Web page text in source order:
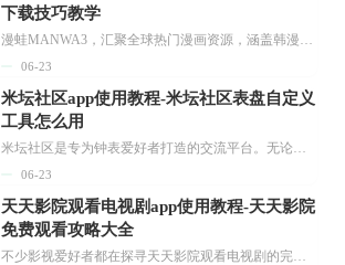
下载技巧教学
漫蛙MANWA3，汇聚全球热门漫画资源，涵盖韩漫、欧美漫画、国漫等多种类型，题材丰富多样，全方位满足用户阅读喜好。它不仅是阅读平台，更是创作平台，为广大用户打造零门槛创作环境。...
06-23
米坛社区app使用教程-米坛社区表盘自定义
工具怎么用
米坛社区是专为钟表爱好者打造的交流平台。无论你是初涉钟表领域的普通爱好者，还是拥有多年收藏经验的资深玩家，都能在此找到属于自己的天地。 无需注册，就能轻松参与其中。通过专业的讨论论坛与丰富的交互功能，你可与世界各地的钟表爱好者畅快交流。若你钟情于钟表，米坛社区无疑是值得一试的理想之选。在这里，你能获取最新的手表资讯，交流见解，提升鉴赏品味，让每一块手表都成为收藏故事中重要的一部分。感兴趣的朋友，不要错过下载机会。...
06-23
天天影院观看电视剧app使用教程-天天影院
免费观看攻略大全
不少影视爱好者都在探寻天天影院观看电视剧的完整方法，结合最新平台使用规则，本篇新手入门攻略全面讲解观看渠道、检索流程、播放设置以及画面模式调整等实用内容。全文适配手机、电脑等主流设备，步骤简洁易懂，无论是初次使用的新手，还是想要优化观影体验的用户，都能参照内容快速上手，熟练掌握平台各项操作技巧，轻松畅享影视内容。...